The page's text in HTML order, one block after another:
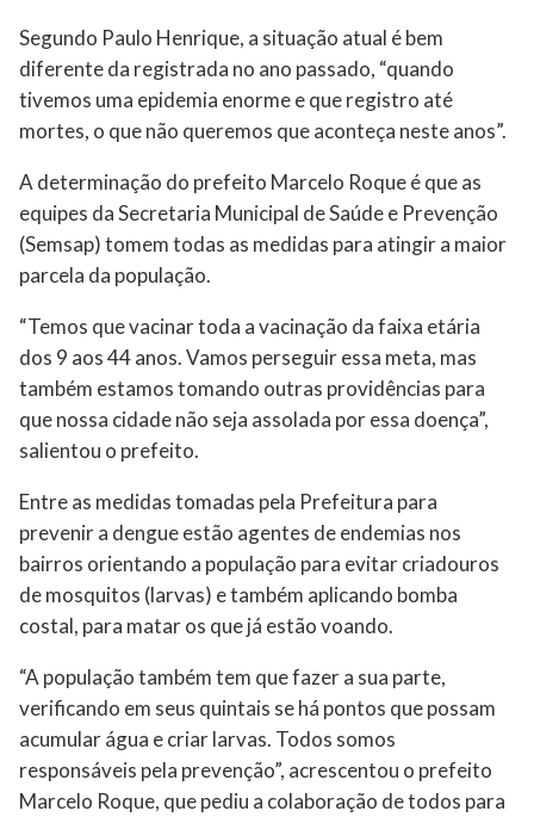
Segundo Paulo Henrique, a situação atual é bem
diferente da registrada no ano passado, “quando
tivemos uma epidemia enorme e que registro até
mortes, o que não queremos que aconteça neste anos”.
A determinação do prefeito Marcelo Roque é que as
equipes da Secretaria Municipal de Saúde e Prevenção
(Semsap) tomem todas as medidas para atingir a maior
parcela da população.
“Temos que vacinar toda a vacinação da faixa etária
dos 9 aos 44 anos. Vamos perseguir essa meta, mas
também estamos tomando outras providências para
que nossa cidade não seja assolada por essa doença”,
salientou o prefeito.
Entre as medidas tomadas pela Prefeitura para
prevenir a dengue estão agentes de endemias nos
bairros orientando a população para evitar criadouros
de mosquitos (larvas) e também aplicando bomba
costal, para matar os que já estão voando.
“A população também tem que fazer a sua parte,
verificando em seus quintais se há pontos que possam
acumular água e criar larvas. Todos somos
responsáveis pela prevenção”, acrescentou o prefeito
Marcelo Roque, que pediu a colaboração de todos para